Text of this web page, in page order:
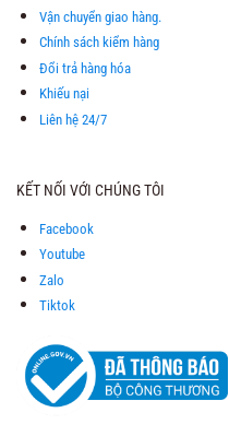
Vận chuyển giao hàng.
Chính sách kiểm hàng
Đổi trả hàng hóa
Khiếu nại
Liên hệ 24/7
KẾT NỐI VỚI CHÚNG TÔI
Facebook
Youtube
Zalo
Tiktok